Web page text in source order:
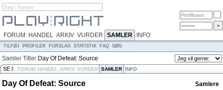
FORUM HANDEL ARKIV VURDER SAMLER INFO
TILFØJ PROFILER FORSLAG STATISTIK FAQ SØG
Samler Titler Day Of Defeat: Source
SE I: FORUM HANDEL ARKIV VURDER SAMLER INFO
Day Of Defeat: Source Samlere